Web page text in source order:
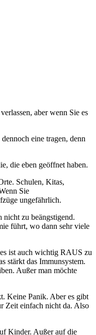
aber wenn Sie es
eine tragen, denn
die eben geöffnet haben.
Schulen, Kitas,
Sie
ungefährlich.
nicht zu beängstigend.
führt, wo dann sehr viele
ist auch wichtig RAUS zu
stärkt das Immunsystem.
Außer man möchte
Keine Panik. Aber es gibt
Zeit einfach nicht da. Also
Kinder. Außer auf die